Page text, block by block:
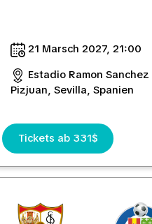
21 Marsch 2027, 21:00
Estadio Ramon Sanchez
Pizjuan, Sevilla, Spanien
Tickets ab 331$